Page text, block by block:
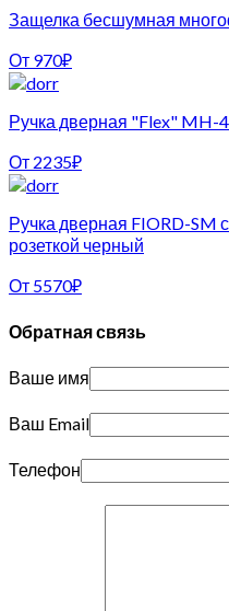
Защелка бесшумная
От 970₽
Ручка дверная "Flex" MH-
От 2235₽
Ручка дверная FIORD-SM
розеткой черный
От 5570₽
Обратная связь
Ваше имя
Ваш Email
Телефон